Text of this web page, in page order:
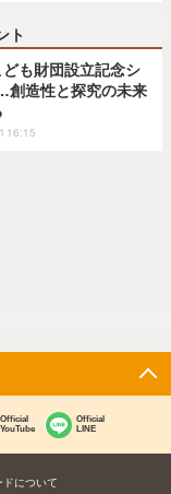
ト
ども財団設立記念シ
創造性と探究の未来
16:15
Official
YouTube
Official
LINE
ドについて